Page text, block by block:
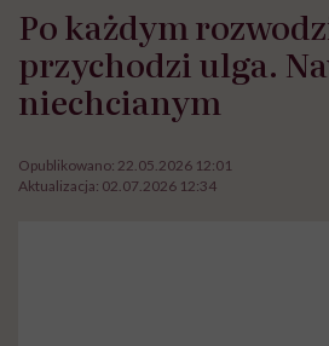
Po każdym
przychodzi ulga.
niechcianym
Opublikowano: 22.05.2026 12:01
Aktualizacja: 02.07.2026 12:34